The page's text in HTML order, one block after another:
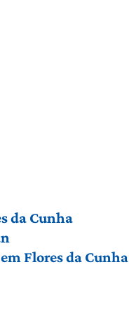
da Cunha
Flores da Cunha